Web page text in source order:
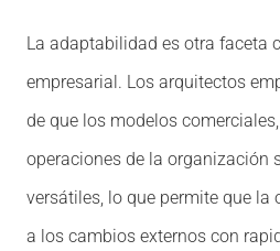
La adaptabilidad es otra faceta
empresarial. Los arquitectos
de que los modelos
operaciones de la organización
versátiles, lo que permite que la
a los cambios externos con